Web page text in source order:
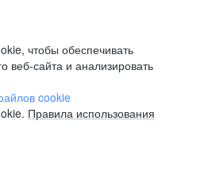
чтобы обеспечивать
веб-сайта и анализировать
cookie
Правила использования